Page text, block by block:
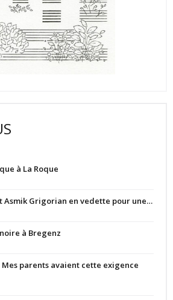
à La Roque
Asmik Grigorian en vedette pour une…
à Bregenz
Mes parents avaient cette exigence